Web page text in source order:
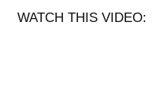
WATCH THIS VIDEO: